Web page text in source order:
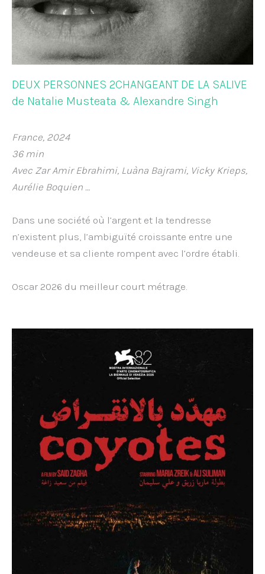
DEUX PERSONNES 2CHANGEANT DE LA SALIVE
de Natalie Musteata & Alexandre Singh
France, 2024
36 min
Avec Zar Amir Ebrahimi, Luàna Bajrami, Vicky Krieps,
Aurélie Boquien …
Dans une société où l’argent et la tendresse
n’existent plus, l’ambiguïté croissante entre une
vendeuse et sa cliente rompent avec l’ordre établi.
Oscar 2026 du meilleur court métrage.